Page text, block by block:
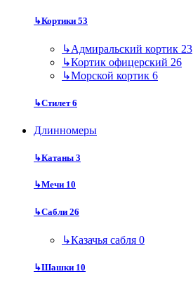
↳Кортики 53
↳Адмиральский кортик 23
↳Кортик офицерский 26
↳Морской кортик 6
↳Стилет6
Длинномеры
↳Катаны 3
↳Мечи 10
↳Сабли 26
↳Казачья сабля 0
↳Шашки 10